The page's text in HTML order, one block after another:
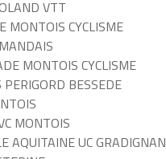
VTT
MONTOIS CYCLISME
MONTOIS CYCLISME
BESSEDE
MONTOIS
AQUITAINE UC GRADIGNAN